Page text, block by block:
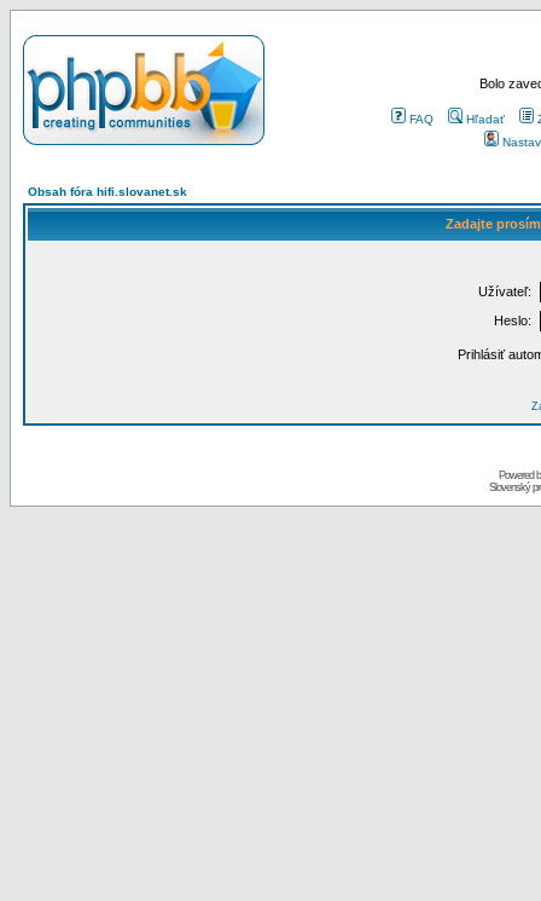
Bolo
FAQ Hľadať
Obsah fóra hifi.slovanet.sk
Zadajte
Užívateľ:
Heslo:
Prihlásiť
Powered
Slovenský